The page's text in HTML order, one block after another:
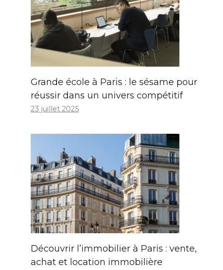
Grande école à Paris : le sésame pour
réussir dans un univers compétitif
23 juillet 2025
Découvrir l’immobilier à Paris : vente,
achat et location immobilière